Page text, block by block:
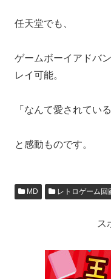
任天堂でも、
ゲームボーイアドバ
レイ可能。
「なんて愛されてい
と感動ものです。
MD レトロゲーム回
ス